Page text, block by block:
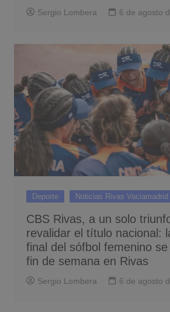
Sergio Lombera 6 de agosto
Deporte Noticias Rivas Vaciamadrid
CBS Rivas, a un solo
revalidar el título nacional:
final del sófbol femenino
fin de semana en Rivas
Sergio Lombera 6 de agosto